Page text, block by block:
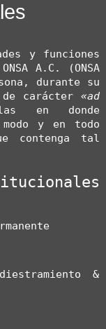
y funciones
A.C. (ONSA
durante su
de carácter «ad
en donde
y en todo
contenga tal
&